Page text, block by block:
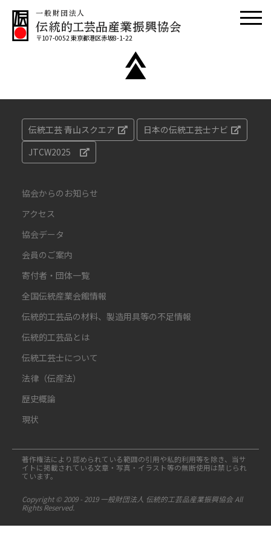
〒107-0052 東京都港区赤坂8-1-22
伝統工芸 青山スクエア
日本の伝統工芸士ナビ
JTCW2025
協会からのお知らせ
アクセス
協会データ
会員のご案内
寄付者・団体一覧
全国伝統産業会館情報
伝統的工芸品の材料、製造用具等の不足情報
伝統的工芸品とは
伝統工芸士について
法律（伝産法）
歴史概論
現状
著作権法により認められている範囲の引用や私的利用等を除き、当サ
イトに掲載されている文章・写真・イラスト等の無断使用は禁じられ
ています。
Copyright © 2009 - 2019 一般財団法人 伝統的工芸品産業振興協会 All
Rights Reserved.